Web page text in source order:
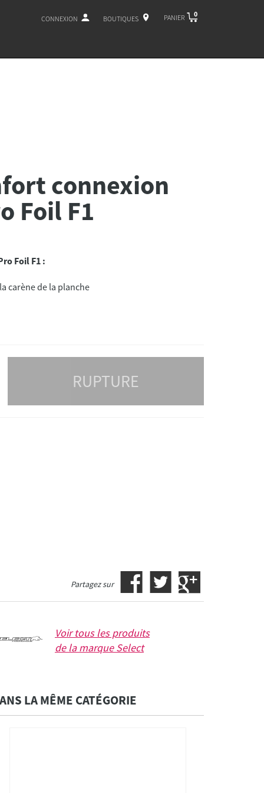
CONNEXION BOUTIQUES PANIER 0
connexion
Foil F1
Foil F1 :
carène de la planche
RUPTURE
Partagez sur
Voir tous les produits
de la marqueSelect
LA MÊME CATÉGORIE